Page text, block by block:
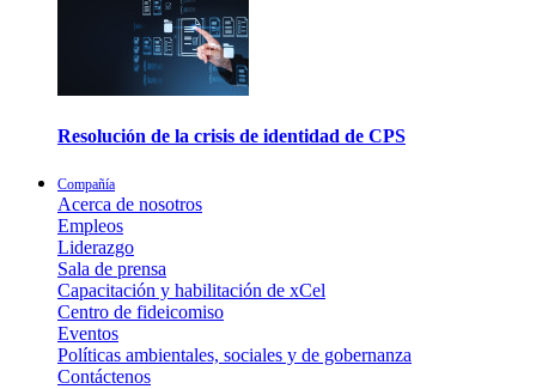
Resolución de la crisis de identidad de CPS
Compañía
Acerca de nosotros
Empleos
Liderazgo
Sala de prensa
Capacitación y habilitación de xCel
Centro de fideicomiso
Eventos
Políticas ambientales, sociales y de gobernanza
Contáctenos